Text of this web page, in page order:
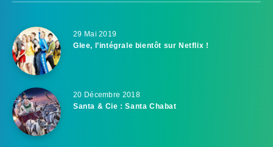
29 Mai 2019
Glee, l’intégrale bientôt sur Netflix !
20 Décembre 2018
Santa & Cie : Santa Chabat